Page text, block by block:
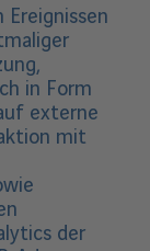
in Form
externe
mit
der